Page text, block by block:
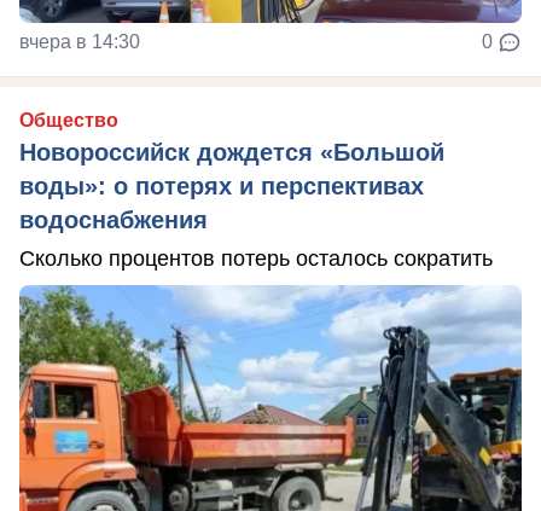
вчера в 14:30 0
Общество
Новороссийск дождется «Большой
воды»: о потерях и перспективах
водоснабжения
Сколько процентов потерь осталось сократить